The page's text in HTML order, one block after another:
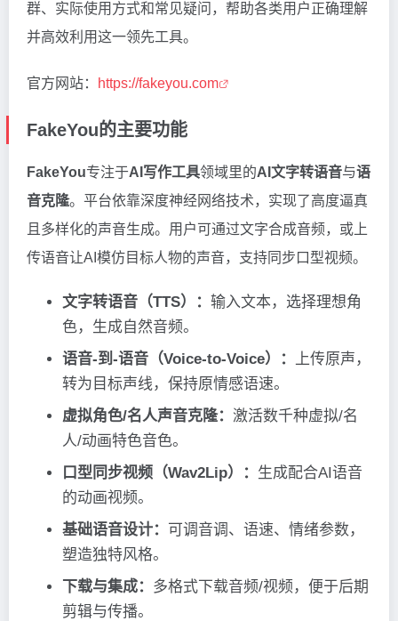
群、实际使用方式和常见疑问，帮助各类用户正确理解
并高效利用这一领先工具。
官方网站： https://fakeyou.com
FakeYou的主要功能
FakeYou专注于AI写作工具领域里的AI文字转语音与语
音克隆。平台依靠深度神经网络技术，实现了高度逼真
且多样化的声音生成。用户可通过文字合成音频，或上
传语音让AI模仿目标人物的声音，支持同步口型视频。
文字转语音（TTS）： 输入文本，选择理想角
色，生成自然音频。
语音-到-语音（Voice-to-Voice）： 上传原声，
转为目标声线，保持原情感语速。
虚拟角色/名人声音克隆： 激活数千种虚拟/名
人/动画特色音色。
口型同步视频（Wav2Lip）： 生成配合AI语音
的动画视频。
基础语音设计： 可调音调、语速、情绪参数，
塑造独特风格。
下载与集成： 多格式下载音频/视频，便于后期
剪辑与传播。